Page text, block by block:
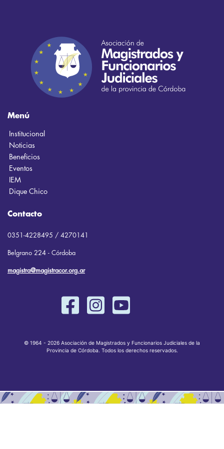
Menú
Institucional
Noticias
Beneficios
Eventos
IEM
Dique Chico
Contacto
0351-4228495 / 4270141
Belgrano 224 - Córdoba
magistra@magistracor.org.ar
© 1964 - 2026 Asociación de Magistrados y Funcionarios Judiciales de la
Provincia de Córdoba. Todos los derechos reservados.